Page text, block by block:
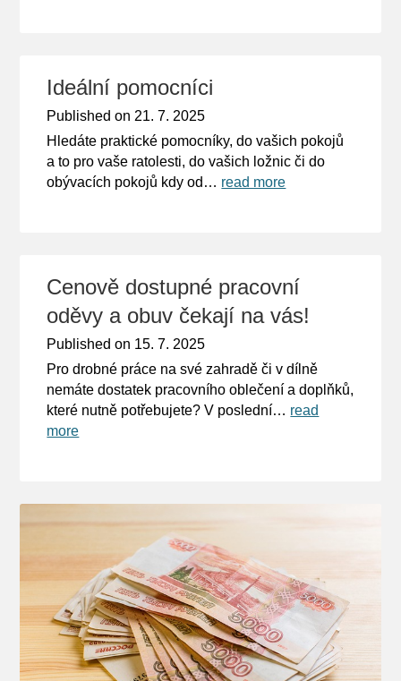
Ideální pomocníci
Published on 21. 7. 2025
Hledáte praktické pomocníky, do vašich pokojů
a to pro vaše ratolesti, do vašich ložnic či do
obývacích pokojů kdy od… read more
Cenově dostupné pracovní
oděvy a obuv čekají na vás!
Published on 15. 7. 2025
Pro drobné práce na své zahradě či v dílně
nemáte dostatek pracovního oblečení a doplňků,
které nutně potřebujete? V poslední… read
more